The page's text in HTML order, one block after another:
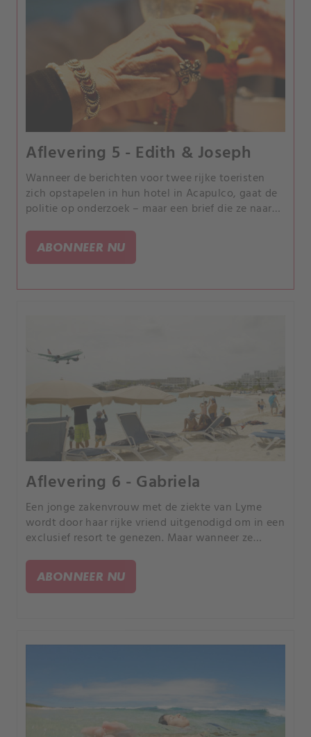
Aflevering 5 - Edith & Joseph
Wanneer de berichten voor twee rijke toeristen
zich opstapelen in hun hotel in Acapulco, gaat de
politie op onderzoek – maar een brief die ze naar
ABONNEER NU
Aflevering 6 - Gabriela
Een jonge zakenvrouw met de ziekte van Lyme
wordt door haar rijke vriend uitgenodigd om in een
exclusief resort te genezen. Maar wanneer ze
Afrikaanse autoriteiten op jacht naar een monster.
ABONNEER NU